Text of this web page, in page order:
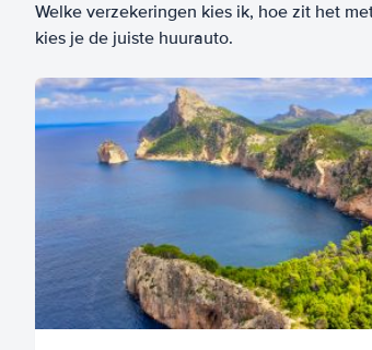
Welke verzekeringen kies ik, hoe zit het
kies je de juiste huurauto.